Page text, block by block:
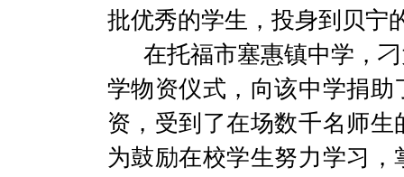
批优秀的学生，投身到贝宁
在托福市塞惠镇中学，刁
学物资仪式，向该中学捐
资，受到了在场数千名师
为鼓励在校学生努力学习